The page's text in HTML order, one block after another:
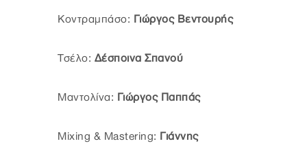
Κοντραμπάσο: Γιώργος Βεντουρής
Τσέλο: Δέσποινα Σπανού
Μαντολίνα: Γιώργος Παππάς
Mixing & Mastering: Γιάννης